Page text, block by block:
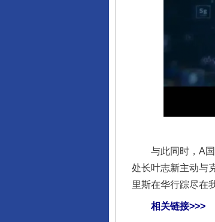
与此同时，A国
处长叶志新主动与
里斯在华行踪尽在
相关链接>>>